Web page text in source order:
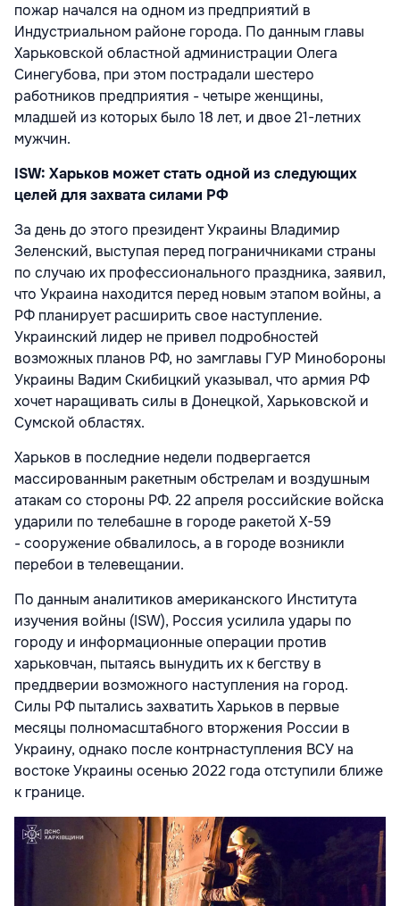
пожар начался на одном из предприятий в
Индустриальном районе города. По данным главы
Харьковской областной администрации Олега
Синегубова, при этом пострадали шестеро
работников предприятия - четыре женщины,
младшей из которых было 18 лет, и двое 21-летних
мужчин.
ISW: Харьков может стать одной из следующих
целей для захвата силами РФ
За день до этого президент Украины Владимир
Зеленский, выступая перед пограничниками страны
по случаю их профессионального праздника, заявил,
что Украина находится перед новым этапом войны, а
РФ планирует расширить свое наступление.
Украинский лидер не привел подробностей
возможных планов РФ, но замглавы ГУР Минобороны
Украины Вадим Скибицкий указывал, что армия РФ
хочет наращивать силы в Донецкой, Харьковской и
Сумской областях.
Харьков в последние недели подвергается
массированным ракетным обстрелам и воздушным
атакам со стороны РФ. 22 апреля российские войска
ударили по телебашне в городе ракетой X-59
- сооружение обвалилось, а в городе возникли
перебои в телевещании.
По данным аналитиков американского Института
изучения войны (ISW), Россия усилила удары по
городу и информационные операции против
харьковчан, пытаясь вынудить их к бегству в
преддверии возможного наступления на город.
Силы РФ пытались захватить Харьков в первые
месяцы полномасштабного вторжения России в
Украину, однако после контрнаступления ВСУ на
востоке Украины осенью 2022 года отступили ближе
к границе.